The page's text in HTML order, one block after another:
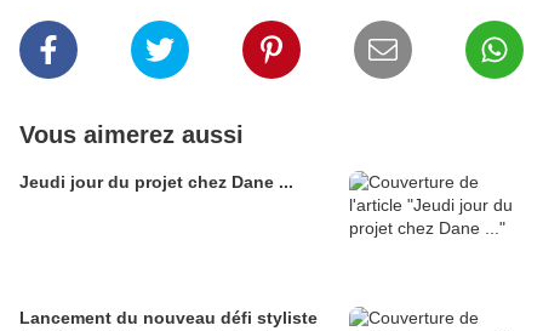
Vous aimerez aussi
Jeudi jour du projet chez Dane ...
Lancement du nouveau défi styliste